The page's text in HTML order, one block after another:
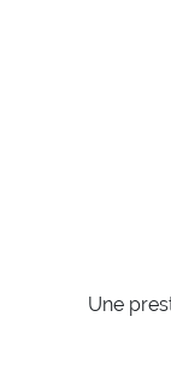
Une